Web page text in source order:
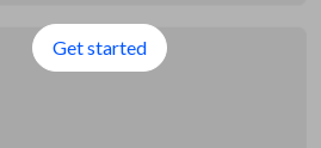
Get started